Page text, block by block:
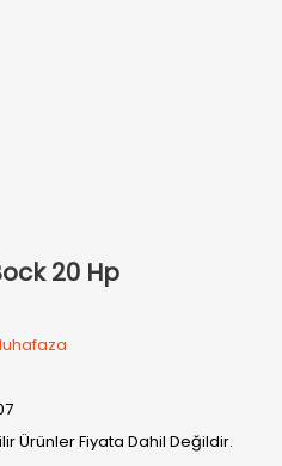
20 Hp
Ürünler Fiyata Dahil Değildir.